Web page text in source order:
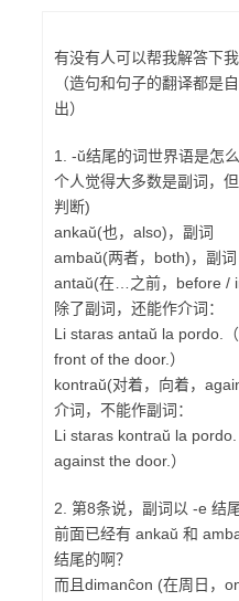
有没有人可以帮我解答下
（造句和句子的翻译都是
出）
1. -ŭ结尾的词世界语是怎么
个人觉得大多数是副词，
判断)
ankaŭ(也，also)，副词
ambaŭ(两者，both)，副词
antaŭ(在…之前，before /
除了副词，还能作介词：
Li staras antaŭ la pordo.
front of the door.）
kontraŭ(对着，向着，
介词，不能作副词：
Li staras kontraŭ la
against the door.）
2. 第8条说，副词以 -e 结
前面已经有 ankaŭ 和
结尾的啊？
而且dimanĉon (在周日，